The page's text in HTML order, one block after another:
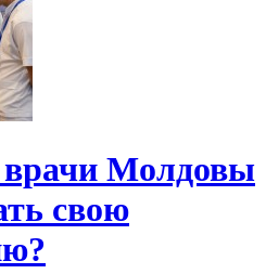
Молдовы
свою